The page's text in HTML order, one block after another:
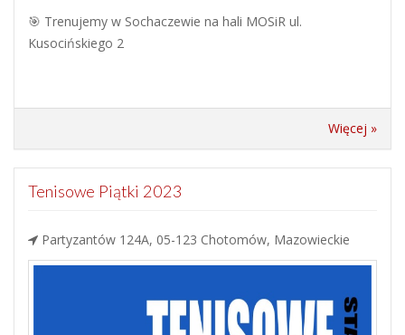
🎯 Trenujemy w Sochaczewie na hali MOSiR ul.
Kusocińskiego 2
Więcej »
Tenisowe Piątki 2023
Partyzantów 124A, 05-123 Chotomów, Mazowieckie